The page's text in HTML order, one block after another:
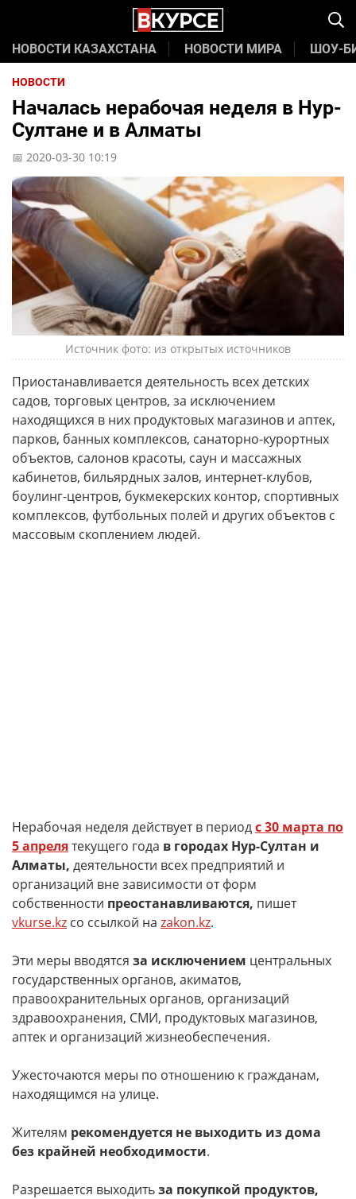
НОВОСТИ КАЗАХСТАНА НОВОСТИ МИРА ШОУ-
НОВОСТИ
Началась нерабочая неделя в Нур-
Султане и в Алматы
📅 2020-03-30 10:19
Источник фото: из открытых источников
Приостанавливается деятельность всех детских
садов, торговых центров, за исключением
находящихся в них продуктовых магазинов и аптек,
парков, банных комплексов, санаторно-курортных
объектов, салонов красоты, саун и массажных
кабинетов, бильярдных залов, интернет-клубов,
боулинг-центров, букмекерских контор, спортивных
комплексов, футбольных полей и других объектов с
массовым скоплением людей.
Нерабочая неделя действует в периодс 30 марта по
5 апрелятекущего года в городах Нур-Султан и
Алматы, деятельности всех предприятий и
организаций вне зависимости от форм
собственности преостанавливаются, пишет
vkurse.kz со ссылкой на zakon.kz.
Эти меры вводятся за исключением центральных
государственных органов, акиматов,
правоохранительных органов, организаций
здравоохранения, СМИ, продуктовых магазинов,
аптек и организаций жизнеобеспечения.
Ужесточаются меры по отношению к гражданам,
находящимся на улице.
Жителям рекомендуется не выходить из дома
без крайней необходимости.
Разрешается выходитьза покупкой продуктов,